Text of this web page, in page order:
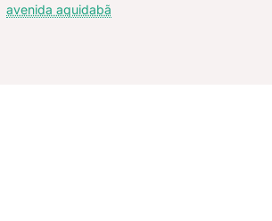
avenida aquidabã